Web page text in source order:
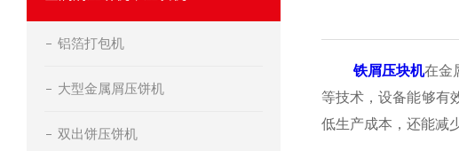
铝箔打包机
大型金属屑压饼机
双出饼压饼机
铁屑压块机在金
等技术，设备能够有
低生产成本，还能减